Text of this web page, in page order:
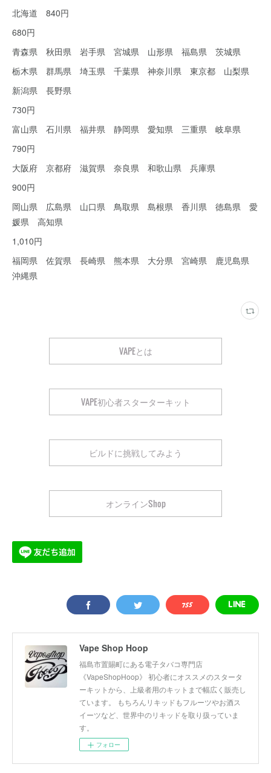
北海道 840円
680円
青森県 秋田県 岩手県 宮城県 山形県 福島県 茨城県
栃木県 群馬県 埼玉県 千葉県 神奈川県 東京都 山梨県
新潟県 長野県
730円
富山県 石川県 福井県 静岡県 愛知県 三重県 岐阜県
790円
大阪府 京都府 滋賀県 奈良県 和歌山県 兵庫県
900円
岡山県 広島県 山口県 鳥取県 島根県 香川県 徳島県 愛
媛県 高知県
1,010円
福岡県 佐賀県 長崎県 熊本県 大分県 宮崎県 鹿児島県
沖縄県
VAPEとは
VAPE初心者スターターキット
ビルドに挑戦してみよう
オンラインShop
Vape Shop Hoop
福島市置賜町にある電子タバコ専門店
《VapeShopHoop》 初心者にオススメのスタータ
ーキットから、上級者用のキットまで幅広く販売し
ています。 もちろんリキッドもフルーツやお酒ス
イーツなど、世界中のリキッドを取り扱っていま
す。
フォロー